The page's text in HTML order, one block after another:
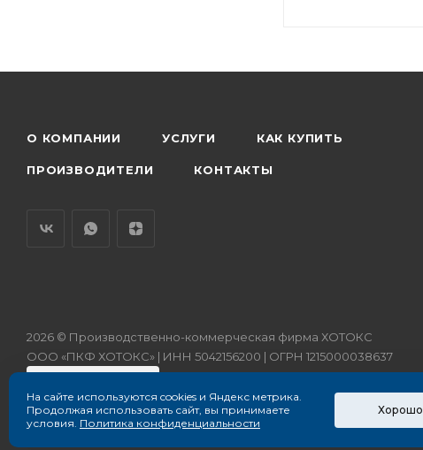
О КОМПАНИИ УСЛУГИ КАК КУПИТЬ
ПРОИЗВОДИТЕЛИ КОНТАКТЫ
2026 © Производственно-коммерческая фирма ХОТОКС
ООО «ПКФ ХОТОКС» | ИНН 5042156200 | ОГРН 1215000038637
На сайте используются cookies и Яндекс метрика.
Продолжая использовать сайт, вы принимаете
условия. Политика конфиденциальности
Хорошо